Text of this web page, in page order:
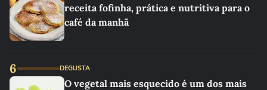
receita fofinha, prática e nutritiva para o
café da manhã
6 DEGUSTA
O vegetal mais esquecido é um dos mais